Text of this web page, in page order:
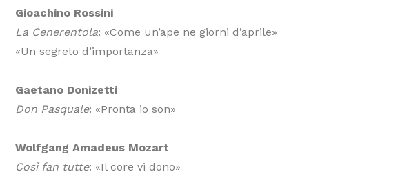
Gioachino Rossini
La Cenerentola: «Come un’ape ne giorni d’aprile»
«Un segreto d’importanza»
Gaetano Donizetti
Don Pasquale: «Pronta io son»
Wolfgang Amadeus Mozart
Così fan tutte: «Il core vi dono»